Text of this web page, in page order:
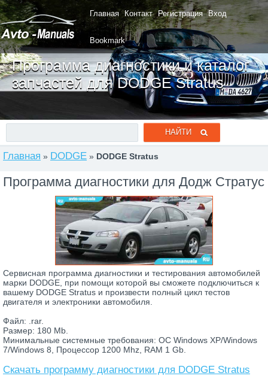
Главная Контакт Регистрация Вход
Bookmark
Программа диагностики и каталог
запчастей для DODGE Stratus
Главная » DODGE » DODGE Stratus
Программа диагностики для Додж Стратус
Сервисная программа диагностики и тестирования автомобилей
марки DODGE, при помощи которой вы сможете подключиться к
вашему DODGE Stratus и произвести полный цикл тестов
двигателя и электроники автомобиля.
Файл: .rar.
Размер: 180 Mb.
Минимальные системные требования: ОС Windows XP/Windows
7/Windows 8, Процессор 1200 Mhz, RAM 1 Gb.
Скачать программу диагностики для DODGE Stratus